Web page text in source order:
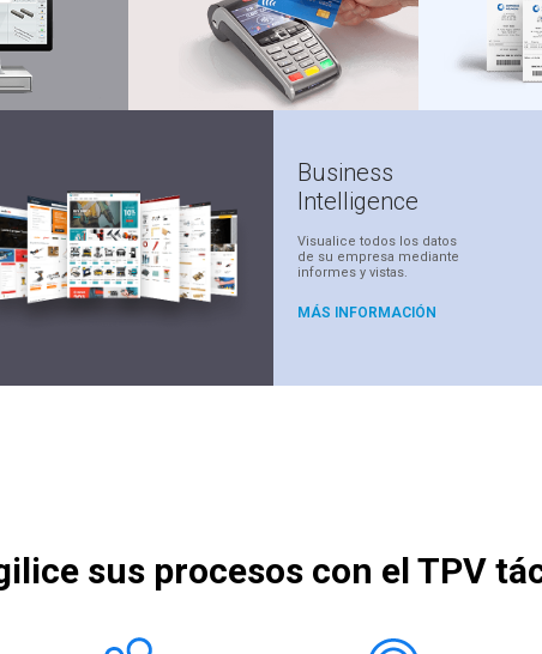
Business
Intelligence
Visualice todos los datos
de su empresa mediante
informes y vistas.
MÁS INFORMACIÓN
sus procesos con el TPV